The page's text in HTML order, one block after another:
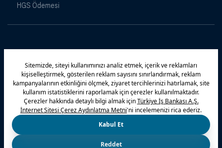
HGS Ödemesi
Maximiles Kampanyalar Yasal Uyarı Güvenlik
Gizlilik Politikamız Bilgi Toplumu Hizmetleri
Çerez Politikası Kişisel Verilerin Korunması